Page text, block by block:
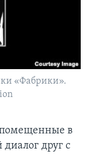
«Фабрики».
в
друг с